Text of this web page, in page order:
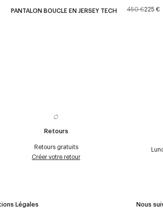
PANTALON BOUCLE EN JERSEY TECH 450 €225 €
Retours
Retours gratuits
Créer votre retour
Légales Nous